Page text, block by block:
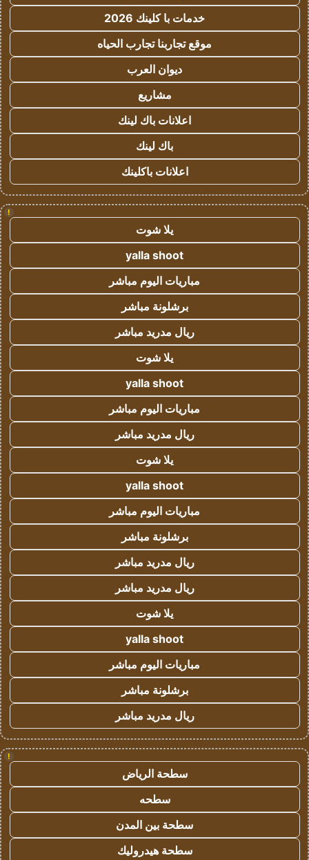
خدمات با كلينك 2026
موقع تجاربنا تجارب الحياه
ديوان العرب
مشاريع
اعلانات باك لينك
باك لينك
اعلانات باكلينك
!
يلا شوت
yalla shoot
مباريات اليوم مباشر
برشلونة مباشر
ريال مدريد مباشر
يلا شوت
yalla shoot
مباريات اليوم مباشر
ريال مدريد مباشر
يلا شوت
yalla shoot
مباريات اليوم مباشر
برشلونة مباشر
ريال مدريد مباشر
ريال مدريد مباشر
يلا شوت
yalla shoot
مباريات اليوم مباشر
برشلونة مباشر
ريال مدريد مباشر
!
سطحة الرياض
سطحه
سطحة بين المدن
سطحة هيدروليك